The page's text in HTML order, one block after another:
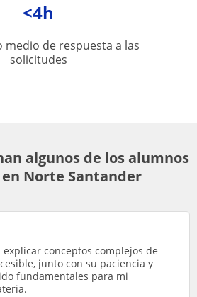
<4h
medio de respuesta a las
solicitudes
algunos de los alumnos
Norte Santander
conceptos complejos de
junto con su paciencia y
fundamentales para mi